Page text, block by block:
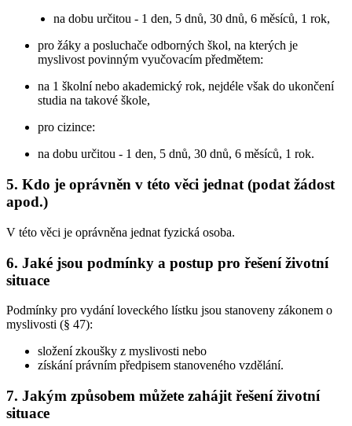
na dobu určitou - 1 den, 5 dnů, 30 dnů, 6 měsíců, 1 rok,
pro žáky a posluchače odborných škol, na kterých je
myslivost povinným vyučovacím předmětem:
na 1 školní nebo akademický rok, nejdéle však do ukončení
studia na takové škole,
pro cizince:
na dobu určitou - 1 den, 5 dnů, 30 dnů, 6 měsíců, 1 rok.
5. Kdo je oprávněn v této věci jednat (podat žádost
apod.)
V této věci je oprávněna jednat fyzická osoba.
6. Jaké jsou podmínky a postup pro řešení životní
situace
Podmínky pro vydání loveckého lístku jsou stanoveny zákonem o
myslivosti (§ 47):
složení zkoušky z myslivosti nebo
získání právním předpisem stanoveného vzdělání.
7. Jakým způsobem můžete zahájit řešení životní
situace